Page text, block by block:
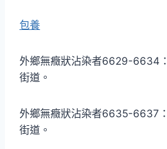
包養
外鄉無癥狀沾染者6629-6634
街道。
外鄉無癥狀沾染者6635-6637
街道。